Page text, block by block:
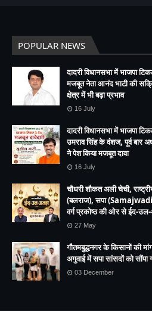
POPULAR NEWS
दादरी विधानसभा में भाजपा
मजबूत नेता आनंद भाटी की
क्षेत्र में भी बढ़ा प्रभाव
16 July
दादरी विधानसभा में भाजपा
उमराव सिंह के वंशज, पूर्व बार
ने पेश किया मजबूत दावा
16 July
चौधरी शौकत अली चेची,
(बलराज), सपा (Samajwadi
वर्ग प्रकोष्ठ की ओर से ईद-
27 May
गौतमबुद्धनगर के किसानों की
अगुवाई में सपा सांसदों को सौंपा
03 December